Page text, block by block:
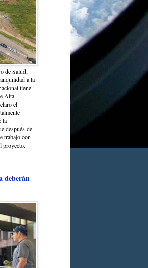
de Salud,
a la
tiene
Alta
el
la
después de
trabajo con
proyecto.
deberán